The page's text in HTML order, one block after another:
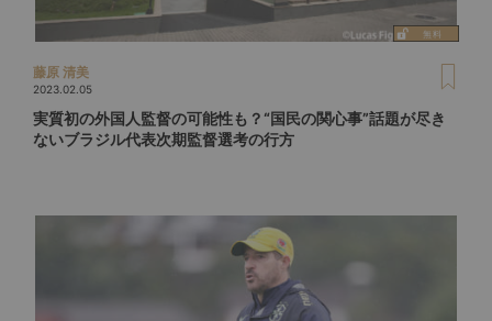
藤原 清美
2023.02.05
実質初の外国人監督の可能性も？“国民の関心事”話題が尽き
ないブラジル代表次期監督選考の行方